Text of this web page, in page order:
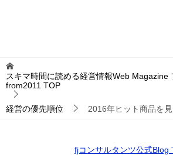
スキマ時間に読める経営情報Web Magazine
from2011 TOP
経営の優先順位 2016年ヒット商品を
fjコンサルタンツ公式Blog